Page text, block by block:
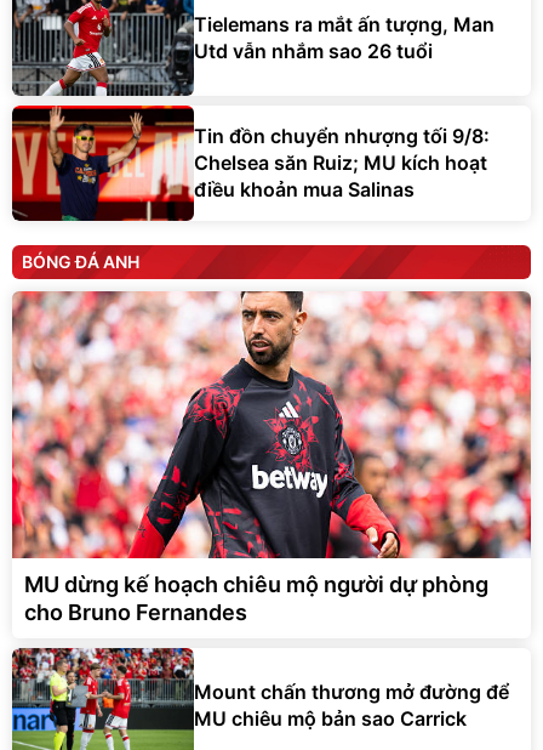
Tielemans ra mắt ấn tượng, Man
Utd vẫn nhắm sao 26 tuổi
Tin đồn chuyển nhượng tối 9/8:
Chelsea săn Ruiz; MU kích hoạt
điều khoản mua Salinas
BÓNG ĐÁ ANH
MU dừng kế hoạch chiêu mộ người dự phòng
cho Bruno Fernandes
Mount chấn thương mở đường để
MU chiêu mộ bản sao Carrick